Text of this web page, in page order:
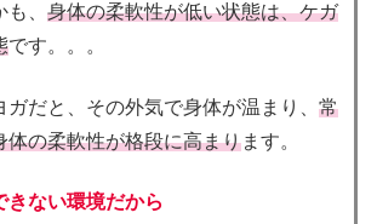
、 身体の柔軟性が低い状態は、ケガ
です。。。
だと、その外気で身体が温まり、 常
体の柔軟性が格段に高まります。
ない環境だから